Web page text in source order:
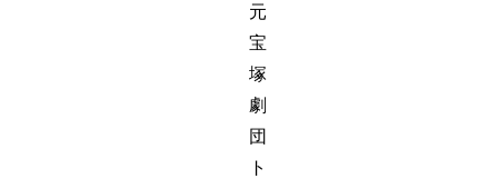
元
宝
塚
劇
団
ト